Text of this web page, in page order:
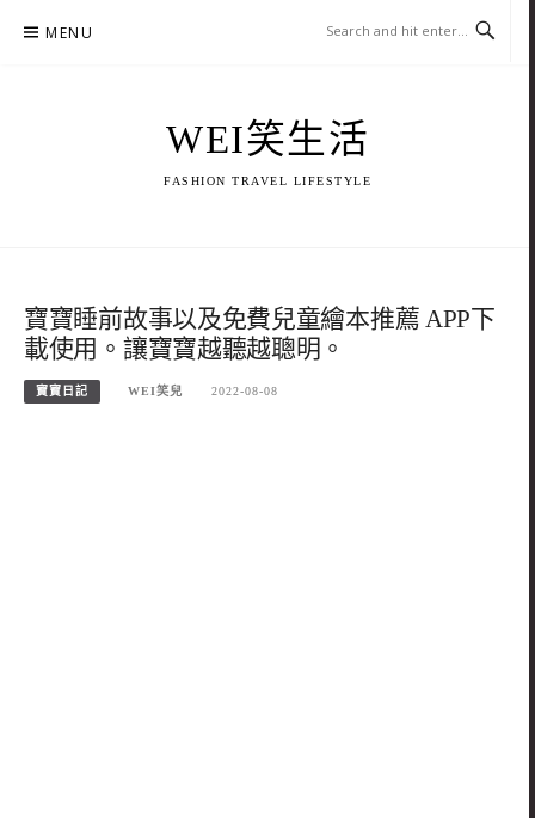
MENU
WEI笑生活
FASHION TRAVEL LIFESTYLE
寶寶睡前故事以及免費兒童繪本推薦 APP下
載使用。讓寶寶越聽越聰明。
寶寶日記 WEI笑兒 2022-08-08